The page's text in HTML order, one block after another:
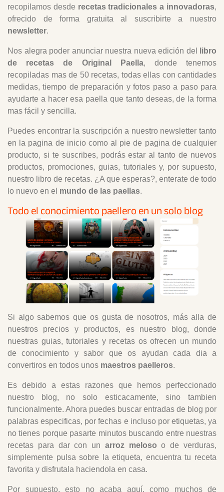
recopilamos desde recetas tradicionales a innovadoras,
ofrecido de forma gratuita al suscribirte a nuestro
newsletter.
Nos alegra poder anunciar nuestra nueva edición del
libro
de recetas de Original Paella, donde tenemos
recopiladas mas de 50 recetas, todas ellas con cantidades
medidas, tiempo de preparación y fotos paso a paso para
ayudarte a hacer esa paella que tanto deseas, de la forma
mas fácil y sencilla.
Puedes encontrar la suscripción a nuestro newsletter tanto
en la pagina de inicio como al pie de pagina de cualquier
producto, si te suscribes, podrás estar al tanto de nuevos
productos, promociones, guias, tutoriales y, por supuesto,
nuestro libro de recetas. ¿A que esperas?, enterate de todo
lo nuevo en el mundo de las paellas.
Todo el conocimiento paellero en un solo blog
Si algo sabemos que os gusta de nosotros, más alla de
nuestros precios y productos, es nuestro blog, donde
nuestras guias, tutoriales y recetas os ofrecen un mundo
de conocimiento y sabor que os ayudan cada dia a
convertiros en todos unos maestros paelleros.
Es debido a estas razones que hemos perfeccionado
nuestro blog, no solo esticacamente, sino tambien
funcionalmente. Ahora puedes buscar entradas de blog por
palabras especificas, por fechas e incluso por etiquetas, ya
no tienes porque pasarte minutos buscando entre nuestras
recetas para dar con un arroz meloso o de verduras,
simplemente pulsa sobre la etiqueta, encuentra tu receta
favorita y disfrutala haciendola en casa.
Por supuesto, esto no acaba aquí, como muchos de